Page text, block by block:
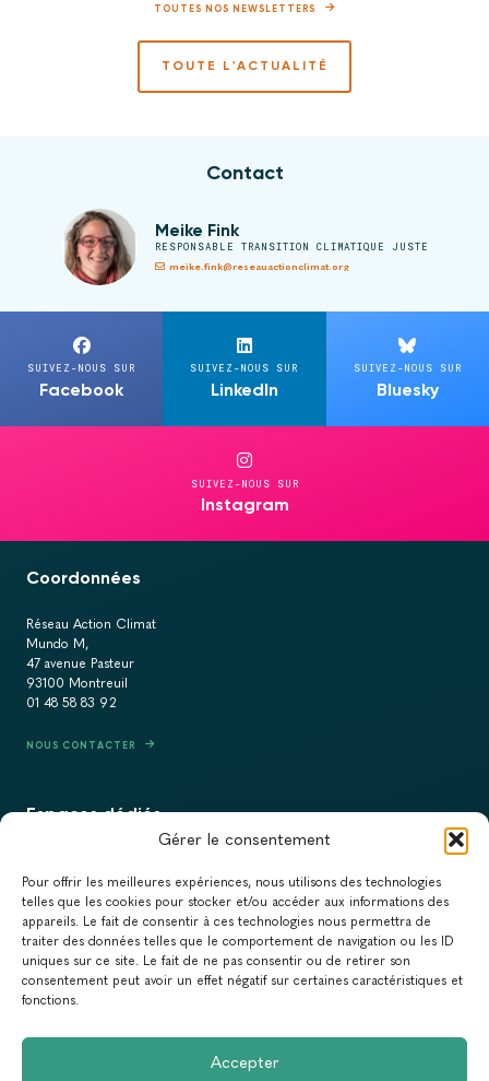
Gérer le consentement
Pour offrir les meilleures expériences, nous utilisons des technologies
telles que les cookies pour stocker et/ou accéder aux informations des
appareils. Le fait de consentir à ces technologies nous permettra de
traiter des données telles que le comportement de navigation ou les ID
uniques sur ce site. Le fait de ne pas consentir ou de retirer son
consentement peut avoir un effet négatif sur certaines caractéristiques et
fonctions.
Accepter
TOUTES NOS NEWSLETTERS
TOUTE L'ACTUALITÉ
Contact
Meike Fink
RESPONSABLE TRANSITION CLIMATIQUE JUSTE
meike.fink@reseauactionclimat.org
SUIVEZ-NOUS SUR
Facebook
SUIVEZ-NOUS SUR
LinkedIn
SUIVEZ-NOUS SUR
Bluesky
SUIVEZ-NOUS SUR
Instagram
Coordonnées
Réseau Action Climat
Mundo M,
47 avenue Pasteur
93100 Montreuil
01 48 58 83 92
NOUS CONTACTER
Espaces dédiés
RECRUTEMENT
ACTUALITÉS
NEWSLETTER
Newsletter